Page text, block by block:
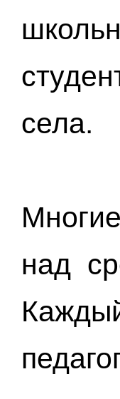
села.
над